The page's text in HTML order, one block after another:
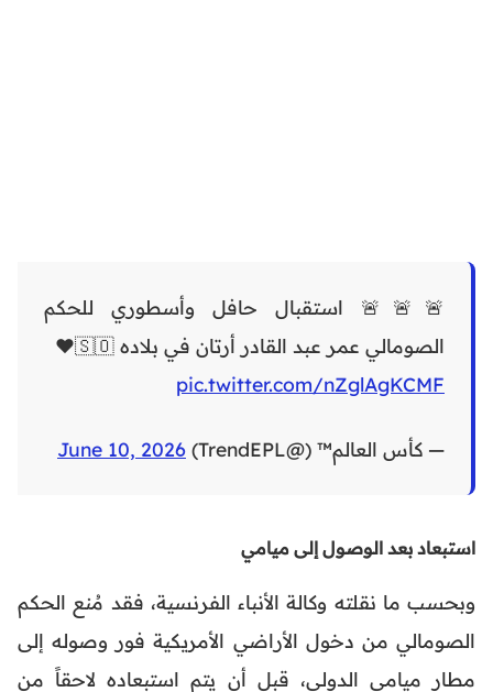
🚨🚨🚨 استقبال حافل وأسطوري للحكم
الصومالي عمر عبد القادر أرتان في بلاده 🇸🇴❤️
pic.twitter.com/nZglAgKCMF
— كأس العالم™ (@TrendEPL) June 10, 2026
استبعاد بعد الوصول إلى ميامي
وبحسب ما نقلته وكالة الأنباء الفرنسية، فقد مُنع الحكم
الصومالي من دخول الأراضي الأمريكية فور وصوله إلى
مطار ميامي الدولي، قبل أن يتم استبعاده لاحقاً من